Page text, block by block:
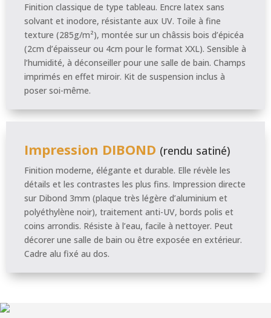
Finition classique de type tableau. Encre latex sans
solvant et inodore, résistante aux UV. Toile à fine
texture (285g/m²), montée sur un châssis bois d’épicéa
(2cm d’épaisseur ou 4cm pour le format XXL). Sensible à
l’humidité, à déconseiller pour une salle de bain. Champs
imprimés en effet miroir. Kit de suspension inclus à
poser soi-même.
Impression DIBOND (rendu satiné)
Finition moderne, élégante et durable. Elle révèle les
détails et les contrastes les plus fins. Impression directe
sur Dibond 3mm (plaque très légère d’aluminium et
polyéthylène noir), traitement anti-UV, bords polis et
coins arrondis. Résiste à l’eau, facile à nettoyer. Peut
décorer une salle de bain ou être exposée en extérieur.
Cadre alu fixé au dos.